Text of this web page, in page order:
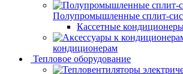
Полупромышленные сплит-
Кассетные
кондиционерам
Тепловое оборудование